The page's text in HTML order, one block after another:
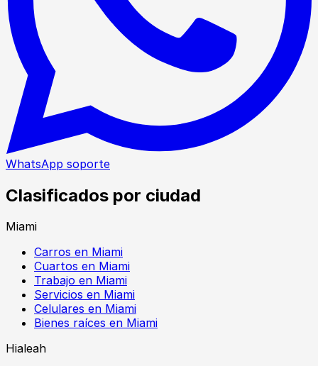
WhatsApp soporte
Clasificados por ciudad
Miami
Carros en Miami
Cuartos en Miami
Trabajo en Miami
Servicios en Miami
Celulares en Miami
Bienes raíces en Miami
Hialeah